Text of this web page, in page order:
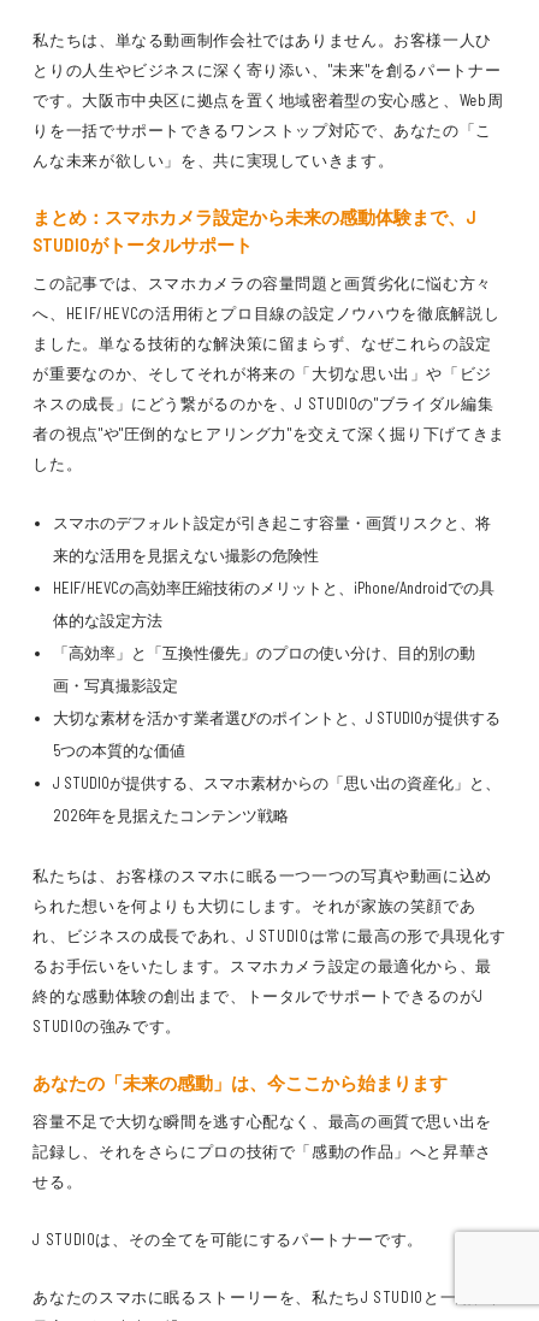
私たちは、単なる動画制作会社ではありません。お客様一人ひ
とりの人生やビジネスに深く寄り添い、"未来"を創るパートナー
です。大阪市中央区に拠点を置く地域密着型の安心感と、Web周
りを一括でサポートできるワンストップ対応で、あなたの「こ
んな未来が欲しい」を、共に実現していきます。
まとめ：スマホカメラ設定から未来の感動体験まで、J
STUDIOがトータルサポート
この記事では、スマホカメラの容量問題と画質劣化に悩む方々
へ、HEIF/HEVCの活用術とプロ目線の設定ノウハウを徹底解説し
ました。単なる技術的な解決策に留まらず、なぜこれらの設定
が重要なのか、そしてそれが将来の「大切な思い出」や「ビジ
ネスの成長」にどう繋がるのかを、J STUDIOの"ブライダル編集
者の視点"や"圧倒的なヒアリング力"を交えて深く掘り下げてきま
した。
スマホのデフォルト設定が引き起こす容量・画質リスクと、将
来的な活用を見据えない撮影の危険性
HEIF/HEVCの高効率圧縮技術のメリットと、iPhone/Androidでの具
体的な設定方法
「高効率」と「互換性優先」のプロの使い分け、目的別の動
画・写真撮影設定
大切な素材を活かす業者選びのポイントと、J STUDIOが提供する
5つの本質的な価値
J STUDIOが提供する、スマホ素材からの「思い出の資産化」と、
2026年を見据えたコンテンツ戦略
私たちは、お客様のスマホに眠る一つ一つの写真や動画に込め
られた想いを何よりも大切にします。それが家族の笑顔であ
れ、ビジネスの成長であれ、J STUDIOは常に最高の形で具現化す
るお手伝いをいたします。スマホカメラ設定の最適化から、最
終的な感動体験の創出まで、トータルでサポートできるのがJ
STUDIOの強みです。
あなたの「未来の感動」は、今ここから始まります
容量不足で大切な瞬間を逃す心配なく、最高の画質で思い出を
記録し、それをさらにプロの技術で「感動の作品」へと昇華さ
せる。
J STUDIOは、その全てを可能にするパートナーです。
あなたのスマホに眠るストーリーを、私たちJ STUDIOと一緒に、